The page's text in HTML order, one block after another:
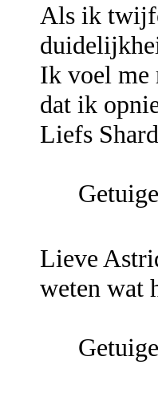
Als ik
Ik voel me
dat ik
Liefs
Lieve
weten wat